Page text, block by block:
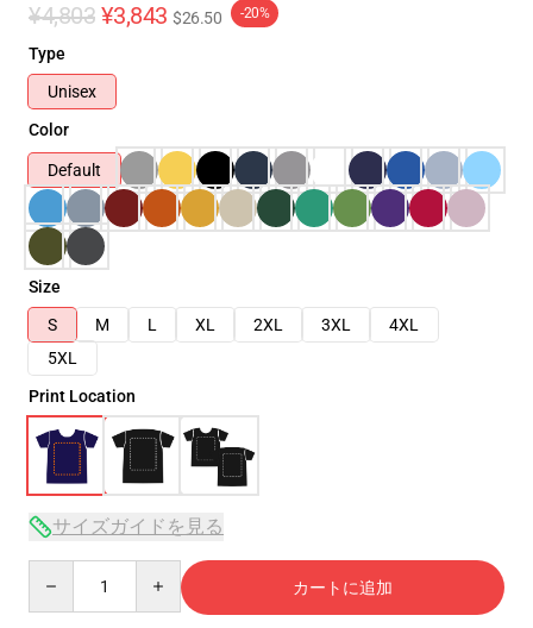
¥4,803 ¥3,843 $26.50 -20%
Type
Unisex
Color
Default
Size
S
M L XL 2XL 3XL
4XL
5XL
Print Location
サイズガイドを見る
カートに追加